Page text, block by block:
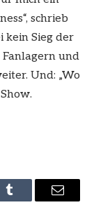
schrieb
kein Sieg der
Fanlagern und
Und: „Wo
Tumblr Email